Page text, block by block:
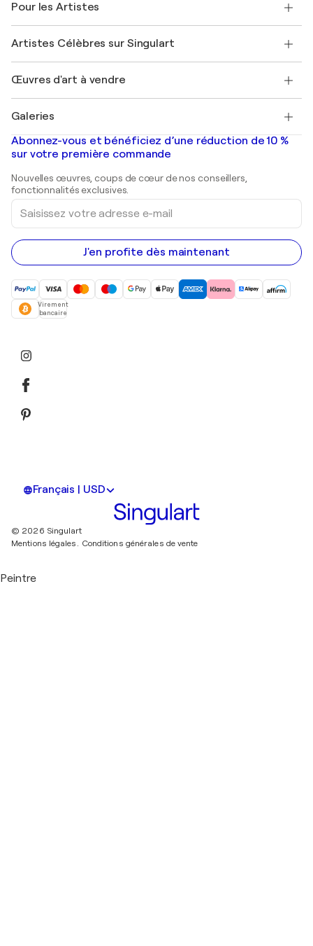
Offrir une carte cadeau
Rejoignez notre programme commercial
Mon compte
+33 1 76 44 06 42
FAQ
Magazine Singulart
Emplois
Découvrez une sélection d'art original
Pour les Artistes
Se connecter en tant qu'Artiste
Artistes Célèbres sur Singulart
Marc Chagall
Banksy
Mr. Brainwash
Shepard Fairey
Œuvres d'art à vendre
Tableaux abstraits à vendre
Peintures de paysage
Estampes
Peintures acryliques
Galeries
Galeries d'art en France
Galeries d'art en Belgique
Abonnez-vous et bénéficiez d’une réduction de 10 %
sur votre première commande
Nouvelles œuvres, coups de cœur de nos conseillers,
fonctionnalités exclusives.
Saisissez
votre
adresse
e-
mail
J'en profite dès maintenant
Virement
bancaire
Français | USD
© 2026 Singulart
Mentions légales. Conditions générales de vente
Peintre